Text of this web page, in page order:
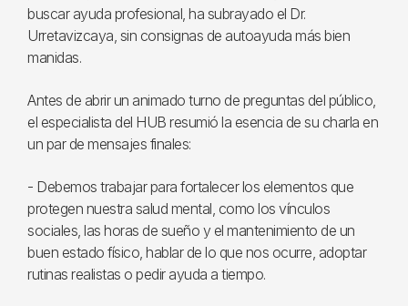
buscar ayuda profesional, ha subrayado el Dr.
Urretavizcaya, sin consignas de autoayuda más bien
manidas.
Antes de abrir un animado turno de preguntas del público,
el especialista del HUB resumió la esencia de su charla en
un par de mensajes finales:
- Debemos trabajar para fortalecer los elementos que
protegen nuestra salud mental, como los vínculos
sociales, las horas de sueño y el mantenimiento de un
buen estado físico, hablar de lo que nos ocurre, adoptar
rutinas realistas o pedir ayuda a tiempo.